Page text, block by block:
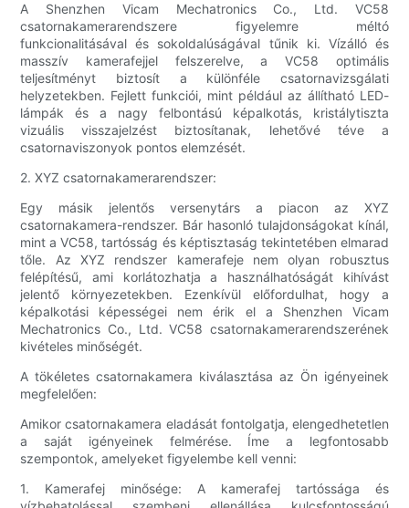
A Shenzhen Vicam Mechatronics Co., Ltd. VC58
csatornakamerarendszere figyelemre méltó
funkcionalitásával és sokoldalúságával tűnik ki. Vízálló és
masszív kamerafejjel felszerelve, a VC58 optimális
teljesítményt biztosít a különféle csatornavizsgálati
helyzetekben. Fejlett funkciói, mint például az állítható LED-
lámpák és a nagy felbontású képalkotás, kristálytiszta
vizuális visszajelzést biztosítanak, lehetővé téve a
csatornaviszonyok pontos elemzését.
2. XYZ csatornakamerarendszer:
Egy másik jelentős versenytárs a piacon az XYZ
csatornakamera-rendszer. Bár hasonló tulajdonságokat kínál,
mint a VC58, tartósság és képtisztaság tekintetében elmarad
tőle. Az XYZ rendszer kamerafeje nem olyan robusztus
felépítésű, ami korlátozhatja a használhatóságát kihívást
jelentő környezetekben. Ezenkívül előfordulhat, hogy a
képalkotási képességei nem érik el a Shenzhen Vicam
Mechatronics Co., Ltd. VC58 csatornakamerarendszerének
kivételes minőségét.
A tökéletes csatornakamera kiválasztása az Ön igényeinek
megfelelően:
Amikor csatornakamera eladását fontolgatja, elengedhetetlen
a saját igényeinek felmérése. Íme a legfontosabb
szempontok, amelyeket figyelembe kell venni:
1. Kamerafej minősége: A kamerafej tartóssága és